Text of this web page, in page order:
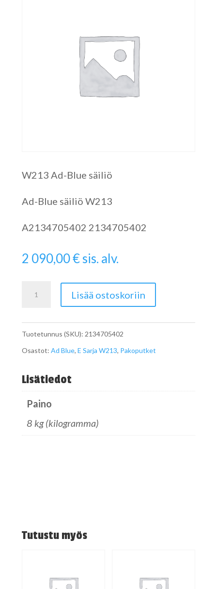
W213 Ad-Blue säiliö
Ad-Blue säiliö W213
A2134705402 2134705402
2 090,00€sis. alv.
Blue
säiliö
määrä
Lisää ostoskoriin
Tuotetunnus (SKU): 2134705402
Osastot: Ad Blue, E Sarja W213, Pakoputket
Lisätiedot
Paino
8 kg (kilogramma)
Tutustu myös